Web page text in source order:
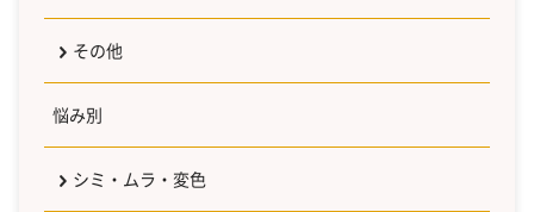
その他
悩み別
シミ・ムラ・変色